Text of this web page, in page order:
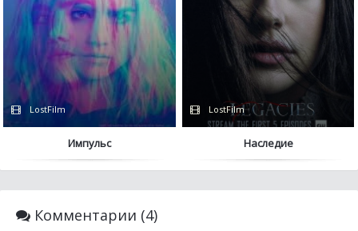
LostFilm
Импульс
LostFilm
Наследие
Комментарии (4)